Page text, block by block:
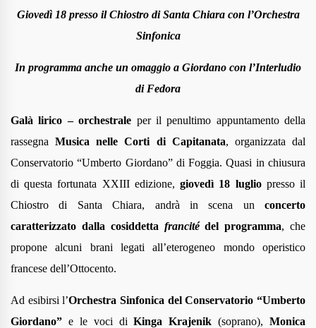
Giovedì 18 presso il Chiostro di Santa Chiara con l’Orchestra
Sinfonica
In programma anche un omaggio a Giordano con l’Interludio
di Fedora
Galà lirico – orchestrale per il penultimo appuntamento della
rassegnaMusica nelle Corti di Capitanata, organizzata dal
Conservatorio “Umberto Giordano” di Foggia. Quasi in chiusura
di questa fortunata XXIII edizione,giovedì 18 luglio presso il
Chiostro di Santa Chiara, andrà in scena un concerto
caratterizzato dalla cosiddetta francitédel programma, che
propone alcuni brani legati all’eterogeneo mondo operistico
francese dell’Ottocento.
Ad esibirsi l’Orchestra Sinfonica del Conservatorio “Umberto
Giordano” e le voci diKinga Krajenik (soprano), Monica